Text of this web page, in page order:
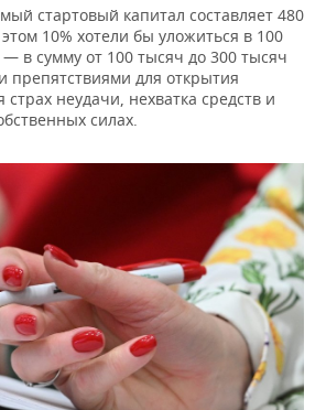
стартовый капитал составляет 480
10% хотели бы уложиться в 100
в сумму от 100 тысяч до 300 тысяч
препятствиями для открытия
страх неудачи, нехватка средств и
силах.